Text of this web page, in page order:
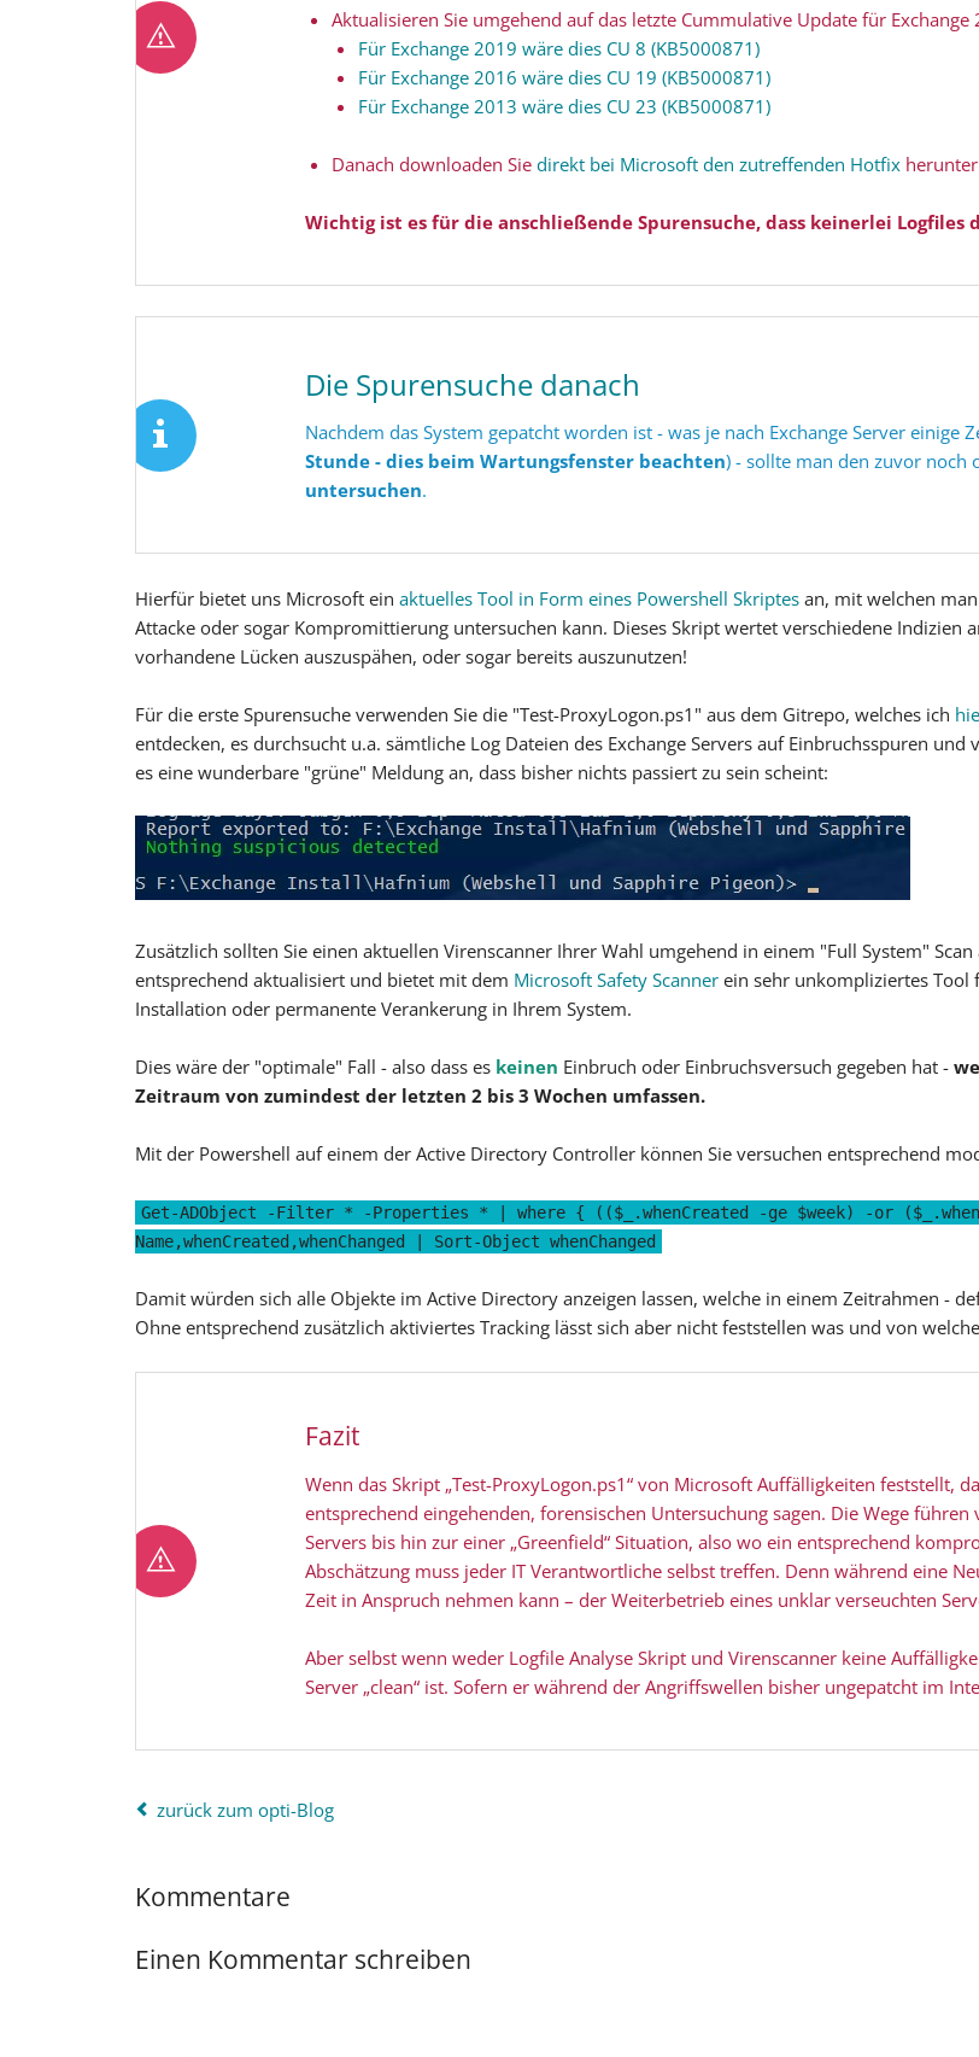
Aktualisieren Sie umgehend auf das letzte Cummulative Update für Exchange
Für Exchange 2019 wäre dies CU 8 (KB5000871)
Für Exchange 2016 wäre dies CU 19 (KB5000871)
Für Exchange 2013 wäre dies CU 23 (KB5000871)
Danach downloaden Sie direkt bei Microsoft den zutreffenden Hotfix
Wichtig ist es für die anschließende Spurensuche, dass keinerlei Logfiles
Die Spurensuche danach
Nachdem das System gepatcht worden ist - was je nach Exchange Server einige
Stunde - dies beim Wartungsfenster beachten) - sollte man den zuvor noch
untersuchen.
Hierfür bietet uns Microsoft ein aktuelles Tool in Form eines Powershell Skriptes an, mit welchen
Attacke oder sogar Kompromittierung untersuchen kann. Dieses Skript wertet verschiedene Indizien
vorhandene Lücken auszuspähen, oder sogar bereits auszunutzen!
Für die erste Spurensuche verwenden Sie die "Test-ProxyLogon.ps1" aus dem Gitrepo, welches ich
entdecken, es durchsucht u.a. sämtliche Log Dateien des Exchange Servers auf Einbruchsspuren
es eine wunderbare "grüne" Meldung an, dass bisher nichts passiert zu sein scheint:
Zusätzlich sollten Sie einen aktuellen Virenscanner Ihrer Wahl umgehend in einem "Full System"
entsprechend aktualisiert und bietet mit dem Microsoft Safety Scanner ein sehr unkompliziertes Tool
Installation oder permanente Verankerung in Ihrem System.
Dies wäre der "optimale" Fall - also dass es keinen Einbruch oder Einbruchsversuch gegeben hat -
Zeitraum von zumindest der letzten 2 bis 3 Wochen umfassen.
Mit der Powershell auf einem der Active Directory Controller können Sie versuchen entsprechend
Get-ADObject -Filter * -Properties * | where { (($_.whenCreated -ge $week) -or
Name,whenCreated,whenChanged | Sort-Object whenChanged
Damit würden sich alle Objekte im Active Directory anzeigen lassen, welche in einem Zeitrahmen -
Ohne entsprechend zusätzlich aktiviertes Tracking lässt sich aber nicht feststellen was und von
Fazit
Wenn das Skript „Test-ProxyLogon.ps1“ von Microsoft Auffälligkeiten feststellt,
entsprechend eingehenden, forensischen Untersuchung sagen. Die Wege
Servers bis hin zur einer „Greenfield“ Situation, also wo ein entsprechend
Abschätzung muss jeder IT Verantwortliche selbst treffen. Denn während eine
Zeit in Anspruch nehmen kann – der Weiterbetrieb eines unklar verseuchten
Aber selbst wenn weder Logfile Analyse Skript und Virenscanner keine
Server „clean“ ist. Sofern er während der Angriffswellen bisher ungepatcht im
zurück zum opti-Blog
Kommentare
Einen Kommentar schreiben